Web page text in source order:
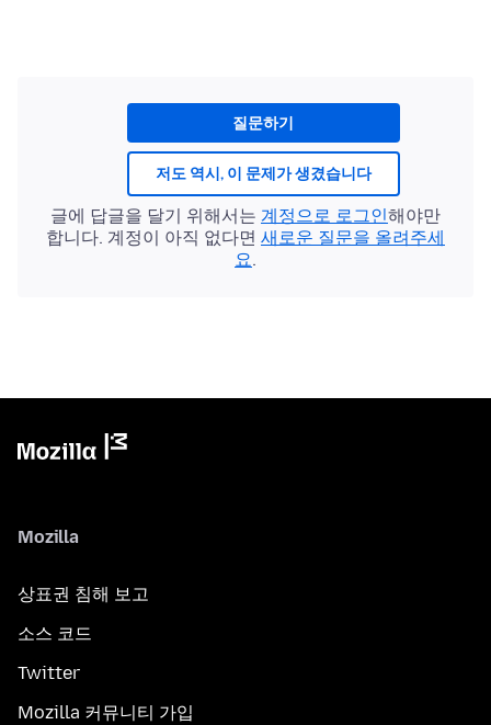
질문하기
저도 역시, 이 문제가 생겼습니다
글에 답글을 달기 위해서는 계정으로 로그인해야만
합니다. 계정이 아직 없다면 새로운 질문을 올려주세
요.
Mozilla
상표권 침해 보고
소스 코드
Twitter
Mozilla 커뮤니티 가입